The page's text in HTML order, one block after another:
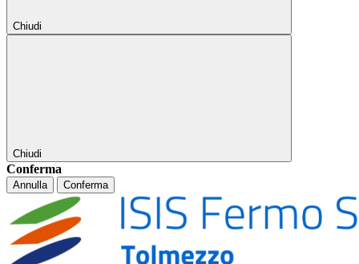
Chiudi
Chiudi
Conferma
Annulla Conferma